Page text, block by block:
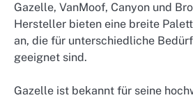
Gazelle, VanMoof, Canyon und
Hersteller bieten eine breite
an, die für unterschiedliche
geeignet sind.
Gazelle ist bekannt für seine